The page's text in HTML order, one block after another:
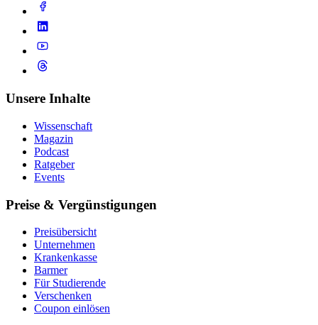
Unsere Inhalte
Wissenschaft
Magazin
Podcast
Ratgeber
Events
Preise & Vergünstigungen
Preisübersicht
Unternehmen
Krankenkasse
Barmer
Für Studierende
Ver­schen­ken
Coupon einlösen